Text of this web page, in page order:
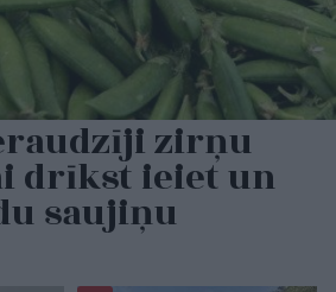
zirņu
drīkst ieiet un
saujiņu